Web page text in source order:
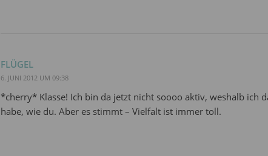
FLÜGEL
6. JUNI 2012 UM 09:38
*cherry* Klasse! Ich bin da jetzt nicht soooo aktiv, weshalb ich
habe, wie du. Aber es stimmt – Vielfalt ist immer toll.